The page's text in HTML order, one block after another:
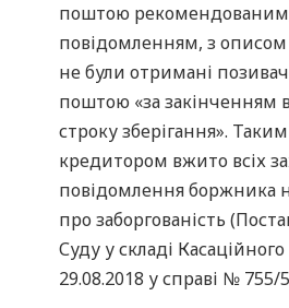
поштою
повідомленням, з
не були отримані
поштою «за закінченням
строку зберігання».
кредитором вжито всіх
повідомлення
про заборгованість
Суду у складі
29.08.2018 у справі № 755/